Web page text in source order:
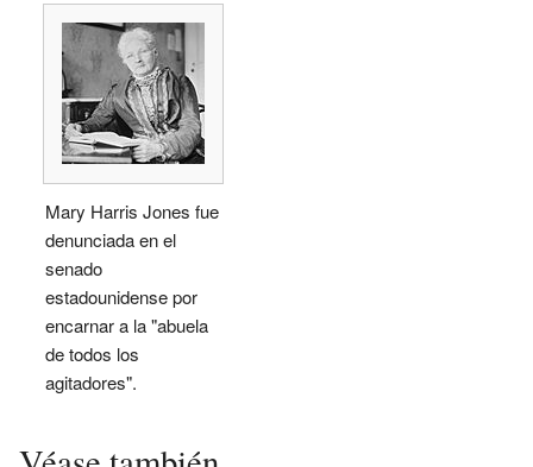
Mary Harris Jones fue
denunciada en el
senado
estadounidense por
encarnar a la "abuela
de todos los
agitadores".